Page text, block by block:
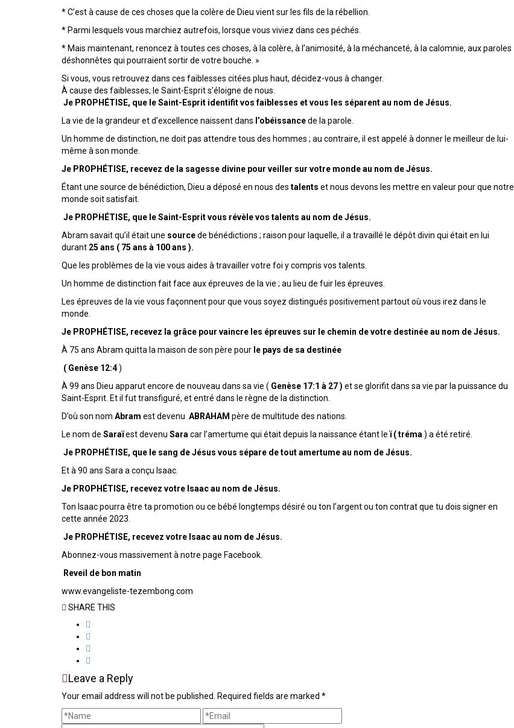
* C’est à cause de ces choses que la colère de Dieu vient sur les fils de la rébellion.
* Parmi lesquels vous marchiez autrefois, lorsque vous viviez dans ces péchés.
* Mais maintenant, renoncez à toutes ces choses, à la colère, à l’animosité, à la méchanceté, à la calomnie, aux paroles
déshonnêtes qui pourraient sortir de votre bouche. »
Si vous, vous retrouvez dans ces faiblesses citées plus haut, décidez-vous à changer.
À cause des faiblesses, le Saint-Esprit s’éloigne de nous.
Je PROPHÉTISE, que le Saint-Esprit identifit vos faiblesses et vous les séparent au nom de Jésus.
La vie de la grandeur et d’excellence naissent dans l’obéissancede la parole.
Un homme de distinction, ne doit pas attendre tous des hommes ; au contraire, il est appelé à donner le meilleur de lui-
même à son monde.
Je PROPHÉTISE, recevez de la sagesse divine pour veiller sur votre monde au nom de Jésus.
Étant une source de bénédiction, Dieu a déposé en nous des talents et nous devons les mettre en valeur pour que notre
monde soit satisfait.
Je PROPHÉTISE, que le Saint-Esprit vous révèle vos talents au nom de Jésus.
Abram savait qu’il était une sourcede bénédictions ; raison pour laquelle, il a travaillé le dépôt divin qui était en lui
durant 25 ans ( 75 ans à 100 ans ).
Que les problèmes de la vie vous aides à travailler votre foi y compris vos talents.
Un homme de distinction fait face aux épreuves de la vie ; au lieu de fuir les épreuves.
Les épreuves de la vie vous façonnent pour que vous soyez distingués positivement partout où vous irez dans le
monde.
Je PROPHÉTISE, recevez la grâce pour vaincre les épreuves sur le chemin de votre destinée au nom de Jésus.
À 75 ans Abram quitta la maison de son père pour le pays de sa destinée
( Genèse 12:4)
À 99 ans Dieu apparut encore de nouveau dans sa vie ( Genèse 17:1 à 27 ) et se glorifit dans sa vie par la puissance du
Saint-Esprit. Et il fut transfiguré, et entré dans le règne de la distinction.
D’où son nom Abram est devenu ABRAHAM père de multitude des nations.
Le nom de Saraïest devenu Saracar l’amertume qui était depuis la naissance étant leï ( tréma) a été retiré.
Je PROPHÉTISE, que le sang de Jésus vous sépare de tout amertume au nom de Jésus.
Et à 90 ans Sara a conçu Isaac.
Je PROPHÉTISE, recevez votre Isaac au nom de Jésus.
Ton Isaac pourra être ta promotion ou ce bébé longtemps désiré ou ton l’argent ou ton contrat que tu dois signer en
cette année 2023.
Je PROPHÉTISE, recevez votre Isaac au nom de Jésus.
Abonnez-vous massivement à notre page Facebook.
Reveil de bon matin
www.evangeliste-tezembong.com
SHARE THIS
Leave a Reply
Your email address will not be published. Required fields are marked *